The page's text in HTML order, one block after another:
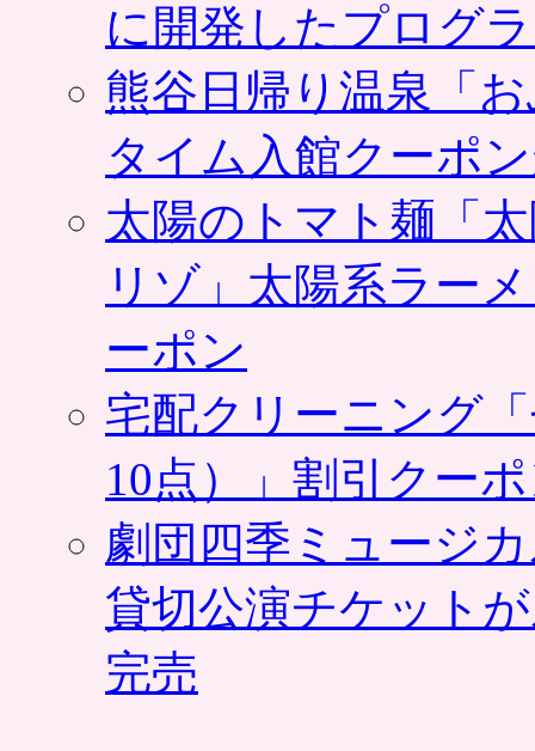
に開発したプログ
熊谷日帰り温泉「
タイム入館クーポ
太陽のトマト麺「
リゾ」太陽系ラー
ーポン
宅配クリーニング
10点）」割引クー
劇団四季ミュージ
貸切公演チケット
完売